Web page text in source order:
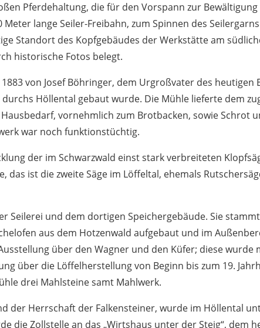
Pferdehaltung, die für den Vorspann zur Bewältigung
lange Seiler-Freibahn, zum Spinnen des
Standort des Kopfgebäudes der Werkstätte am
historische Fotos belegt.
von Josef Böhringer, dem Urgroßvater des heutigen
Höllental gebaut wurde. Die Mühle lieferte dem
vornehmlich zum Brotbacken, sowie Schrot
war noch funktionstüchtig.
der im Schwarzwald einst stark verbreiteten
das ist die zweite Säge im Löffeltal, ehemals
Seilerei und dem dortigen Speichergebäude. Sie
aus dem Hotzenwald aufgebaut und im
über den Wagner und den Küfer; diese wurde
über die Löffelherstellung von Beginn bis zum 19.
drei Mahlsteine samt Mahlwerk.
der Herrschaft der Falkensteiner, wurde im Höllental
die Zollstelle an das „Wirtshaus unter der Steig“, dem